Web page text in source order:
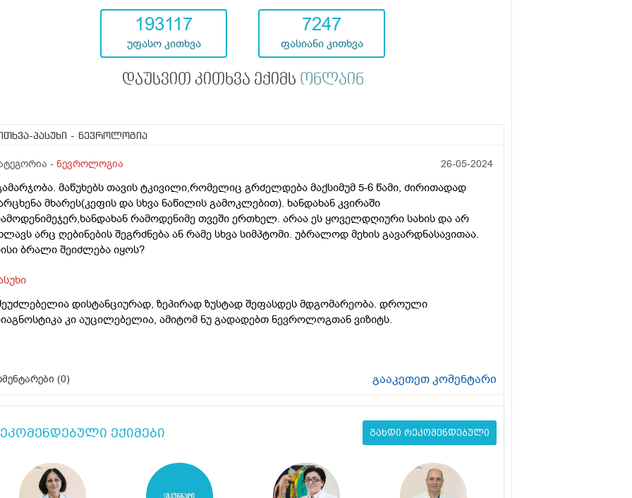
193117
უფასო კითხვა
7247
ფასიანი კითხვა
დაუსვით კითხვა ექიმს ონლაინ
პასუხი - ნევროლოგია
- ნევროლოგია 26-05-2024
მაწუხებს თავის ტკივილი,რომელიც გრძელდება მაქსიმუმ 5-6 წამი, ძირითადად
მხარეს(კეფის და სხვა ნაწილის გამოკლებით). ხანდახან კვირაში
რამოდენიმე თვეში ერთხელ. არაა ეს ყოველდღიური სახის და არ
არც ღებინების შეგრძნება ან რამე სხვა სიმპტომი. უბრალოდ მეხის გავარდნასავითაა.
ბრალი შეიძლება იყოს?
დისტანციურად, ზეპირად ზუსტად შეფასდეს მდგომარეობა. დროული
კი აუცილებელია, ამიტომ ნუ გადადებთ ნევროლოგთან ვიზიტს.
(0) გააკეთეთ კომენტარი
ექიმები გახდი რეკომენდებული